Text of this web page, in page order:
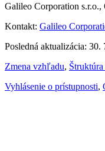
Galileo Corporation s.r.o.,
Kontakt: Galileo
Posledná aktualizácia: 30.
Zmena vzhľadu,
Vyhlásenie o prístupnosti,